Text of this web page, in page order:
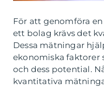
För att genomföra
ett bolag krävs det
Dessa mätningar
ekonomiska faktorer
och dess potential.
kvantitativa